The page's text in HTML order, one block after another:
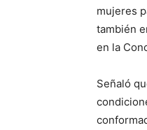
mujeres
también
en la
Señaló